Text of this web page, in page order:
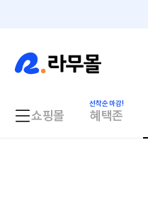
쇼핑몰 혜택존